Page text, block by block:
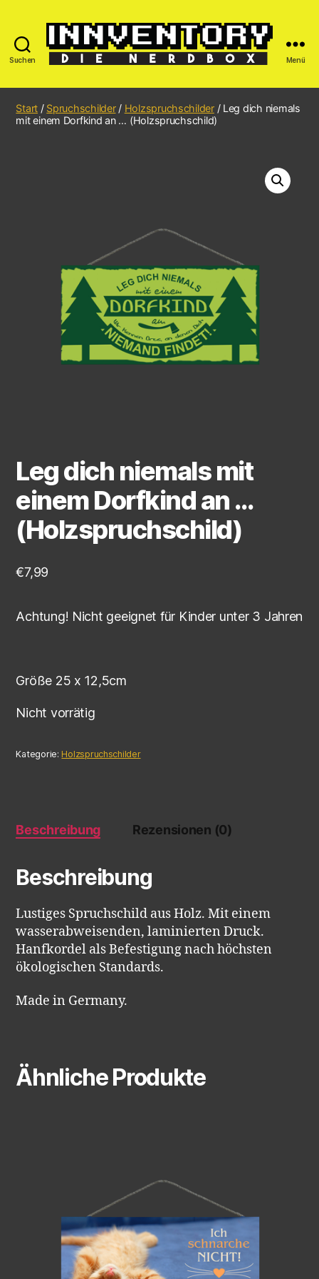
Suchen Menü
Start / Spruchschilder/ Holzspruchschilder/ Leg dich niemals
mit einem Dorfkind an … (Holzspruchschild)
Leg dich niemals mit
einem Dorfkind an …
(Holzspruchschild)
€7,99
Achtung! Nicht geeignet für Kinder unter 3 Jahren
Größe 25 x 12,5cm
Nicht vorrätig
Kategorie: Holzspruchschilder
Beschreibung Rezensionen (0)
Beschreibung
Lustiges Spruchschild aus Holz. Mit einem
wasserabweisenden, laminierten Druck.
Hanfkordel als Befestigung nach höchsten
ökologischen Standards.
Made in Germany.
Ähnliche Produkte